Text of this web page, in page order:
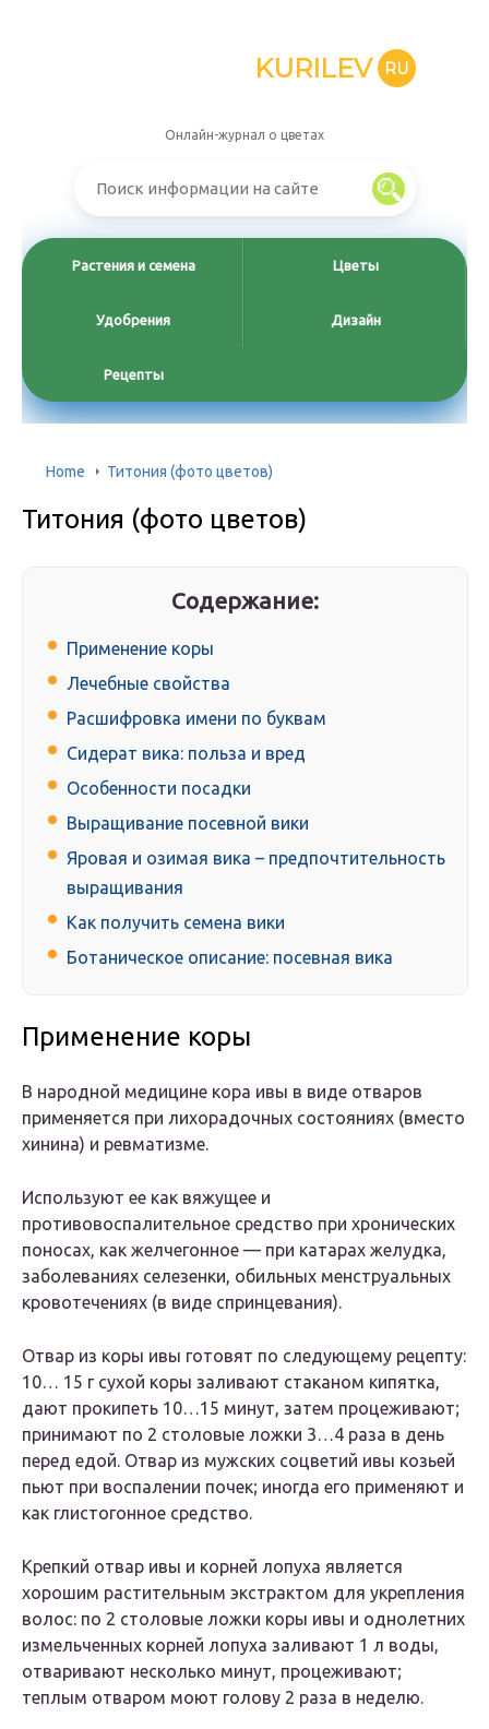
KURILEV RU
Онлайн-журнал о цветах
Растения и семена Цветы
Удобрения Дизайн
Рецепты
Home Титония (фото цветов)
Титония (фото цветов)
Содержание:
Применение коры
Лечебные свойства
Расшифровка имени по буквам
Сидерат вика: польза и вред
Особенности посадки
Выращивание посевной вики
Яровая и озимая вика – предпочтительность
выращивания
Как получить семена вики
Ботаническое описание: посевная вика
Применение коры
В народной медицине кора ивы в виде отваров
применяется при лихорадочных состояниях (вместо
хинина) и ревматизме.
Используют ее как вяжущее и
противовоспалительное средство при хронических
поносах, как желчегонное — при катарах желудка,
заболеваниях селезенки, обильных менструальных
кровотечениях (в виде спринцевания).
Отвар из коры ивы готовят по следующему рецепту:
10… 15 г сухой коры заливают стаканом кипятка,
дают прокипеть 10…15 минут, затем процеживают;
принимают по 2 столовые ложки 3…4 раза в день
перед едой. Отвар из мужских соцветий ивы козьей
пьют при воспалении почек; иногда его применяют и
как глистогонное средство.
Крепкий отвар ивы и корней лопуха является
хорошим растительным экстрактом для укрепления
волос: по 2 столовые ложки коры ивы и однолетних
измельченных корней лопуха заливают 1 л воды,
отваривают несколько минут, процеживают;
теплым отваром моют голову 2 раза в неделю.